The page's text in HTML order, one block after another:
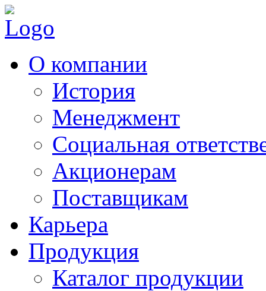
О компании
История
Менеджмент
Социальная
Акционерам
Поставщикам
Карьера
Продукция
Каталог продукции